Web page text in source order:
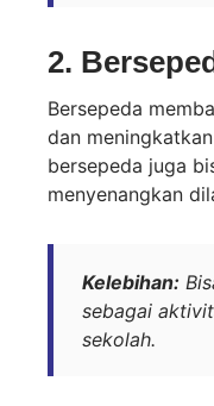
2.
Bersepeda
dan
bersepeda juga
menyenangkan
Kelebihan:
sebagai
sekolah.